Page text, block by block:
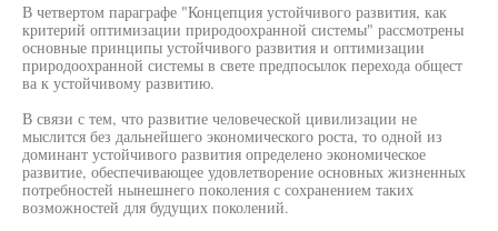
В четвертом параграфе "Концепция устойчивого развития, как
критерий оптимизации природоохранной системы" рассмотрены
основные принципы устойчивого развития и оптимизации
природоохранной системы в свете предпосылок перехода общест
ва к устойчивому развитию.
В связи с тем, что развитие человеческой цивилизации не
мыслится без дальнейшего экономического роста, то одной из
доминант устойчивого развития определено экономическое
развитие, обеспечивающее удовлетворение основных жизненных
потребностей нынешнего поколения с сохранением таких
возможностей для будущих поколений.